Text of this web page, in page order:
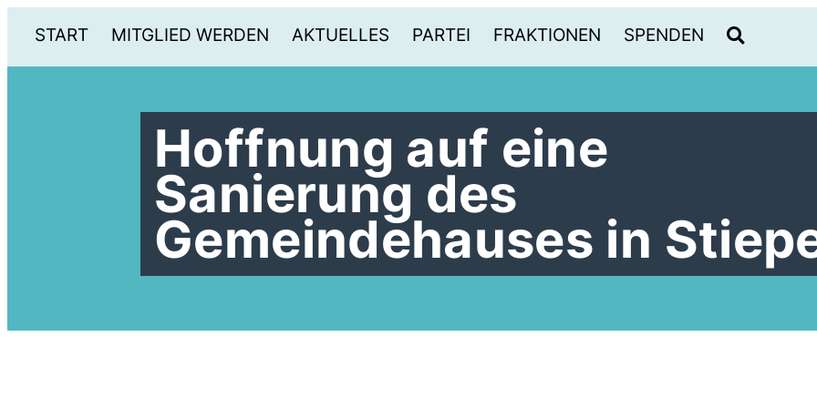
START MITGLIED WERDEN AKTUELLES PARTEI FRAKTIONEN SPENDEN
Hoffnung auf eine
Sanierung des
Gemeindehauses in